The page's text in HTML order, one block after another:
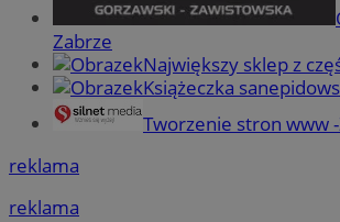
Zabrze
Największy sklep z
Książeczka
Tworzenie stron www
reklama
reklama